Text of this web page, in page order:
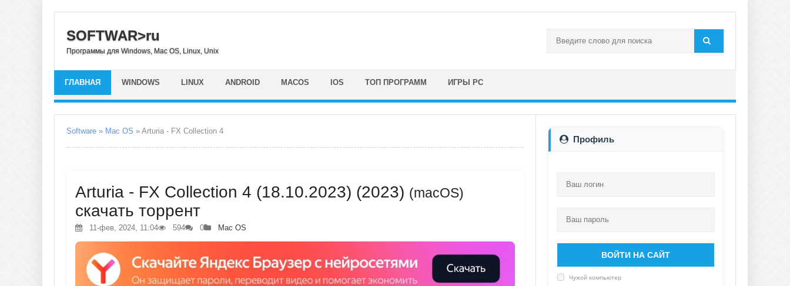
SOFTWAR>ru
Программы для Windows, Mac OS, Linux, Unix
ГЛАВНАЯ WINDOWS LINUX ANDROID MACOS IOS ТОП ПРОГРАММ ИГРЫ PC
Software » Mac OS » Arturia - FX Collection 4
Arturia - FX Collection 4 (18.10.2023) (2023) (macOS)
скачать торрент
11-фев, 2024, 11:04 594 0 Mac OS
Профиль
ВОЙТИ НА САЙТ
Чужой компьютер